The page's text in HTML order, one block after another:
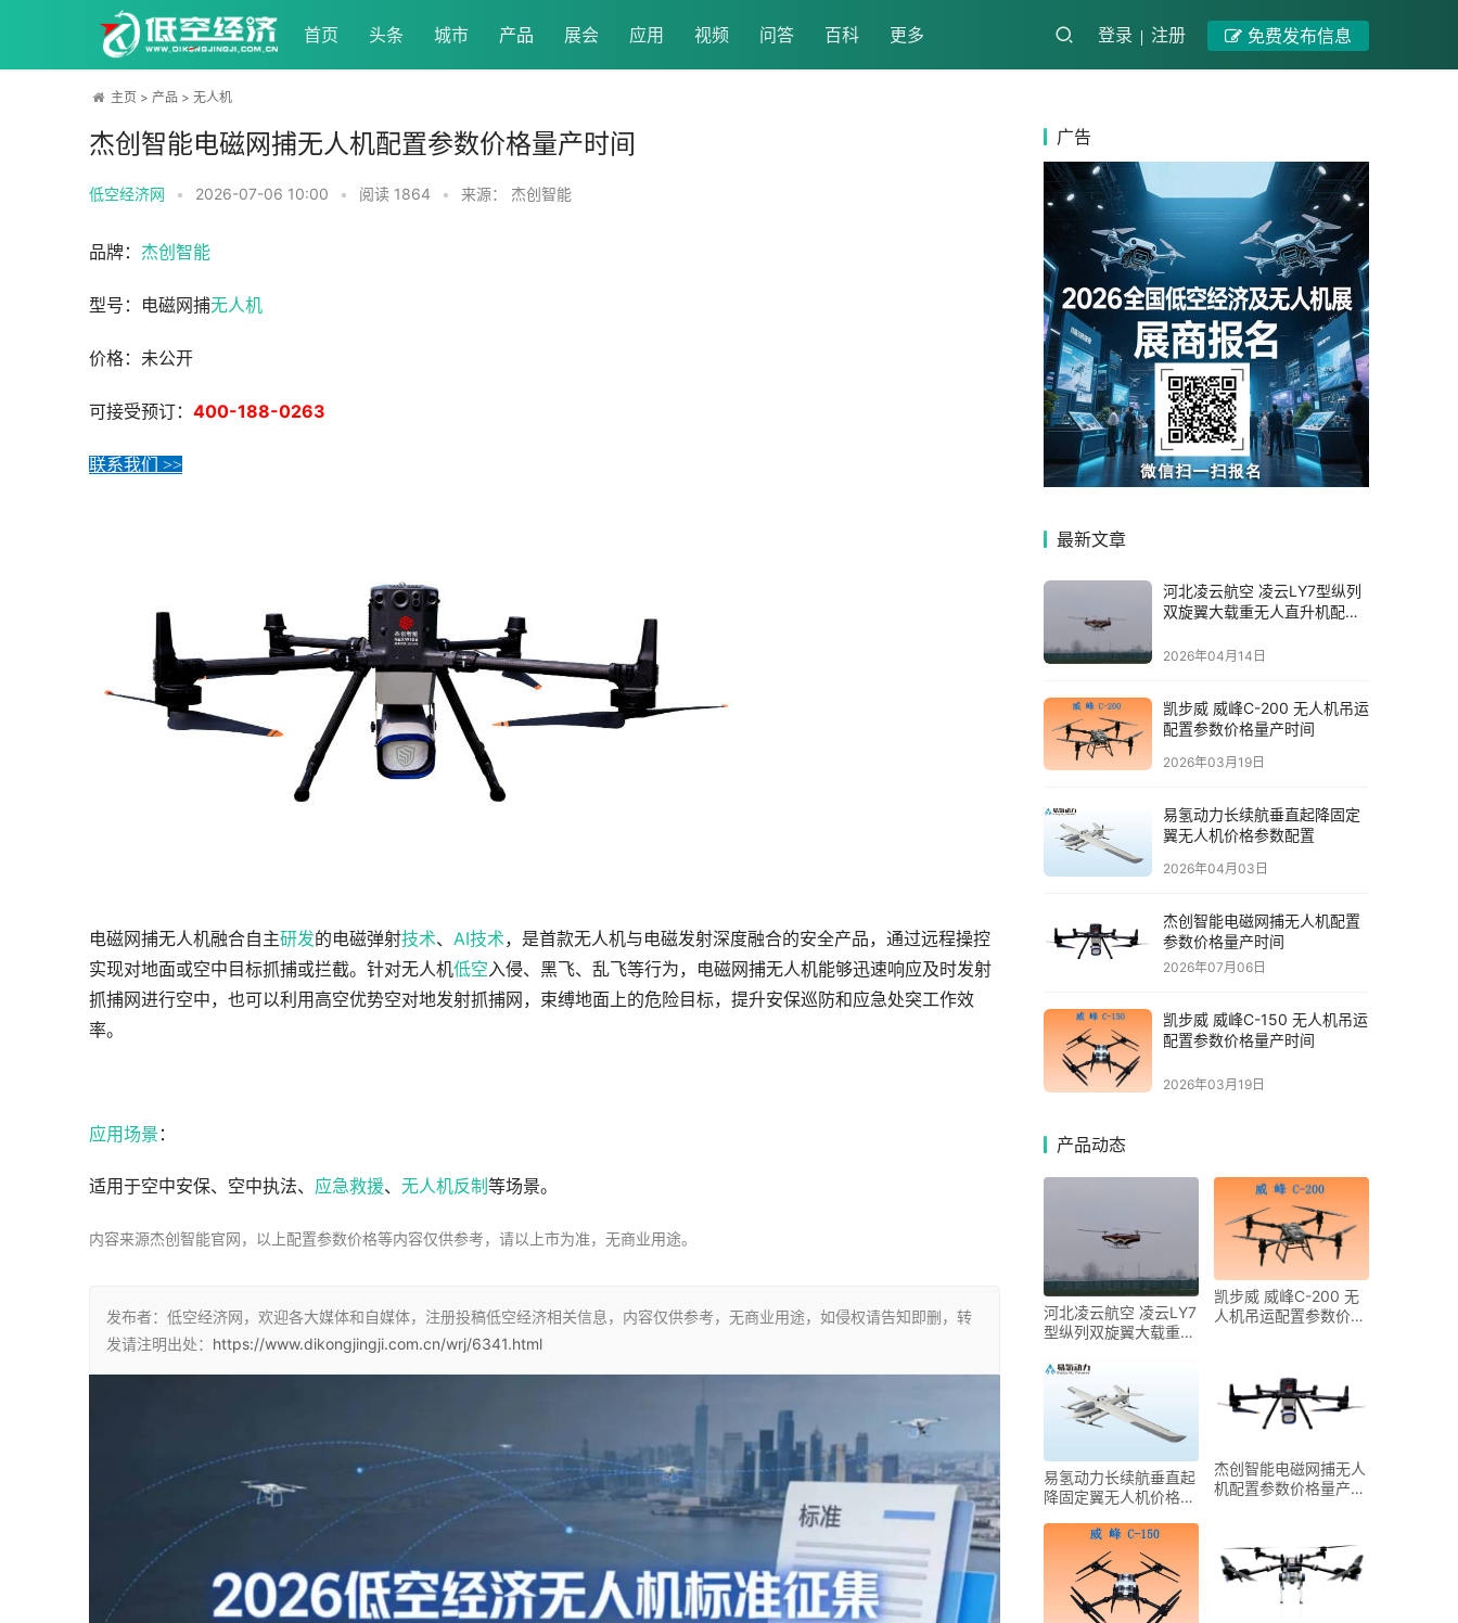
首页 头条 城市 产品 展会 应用 视频 问答 百科 更多 登录 注册 免费发布信息
主页 > 产品 > 无人机
杰创智能电磁网捕无人机配置参数价格量产时间
低空经济网 • 2026-07-06 10:00 • 阅读 1864 • 来源： 杰创智能
品牌： 杰创智能
型号：电磁网捕无人机
价格：未公开
可接受预订： 400-188-0263
联系我们 >>
电磁网捕无人机融合自主研发的电磁弹射技术、 AI技术，是首款无人机与电磁发射深度融合的安全产品，通过远程操控
实现对地面或空中目标抓捕或拦截。针对无人机低空入侵、黑飞、乱飞等行为，电磁网捕无人机能够迅速响应及时发射
抓捕网进行空中，也可以利用高空优势空对地发射抓捕网，束缚地面上的危险目标，提升安保巡防和应急处突工作效
率。
应用场景 ：
适用于空中安保、空中执法、 应急救援、 无人机反制 等场景。
内容来源杰创智能官网，以上配置参数价格等内容仅供参考，请以上市为准，无商业用途。
发布者：低空经济网，欢迎各大媒体和自媒体，注册投稿低空经济相关信息，内容仅供参考，无商业用途，如侵权请告知即删，转
发请注明出处： https://www.dikongjingji.com.cn/wrj/6341.html
广告
最新文章
河北凌云航空 凌云LY7型纵列
双旋翼大载重无人直升机配置
2026年04月14日
凯步威 威峰C-200 无人机吊运
配置参数价格量产时间
2026年03月19日
易氢动力长续航垂直起降固定
翼无人机价格参数配置
2026年04月03日
杰创智能电磁网捕无人机配置
参数价格量产时间
2026年07月06日
凯步威 威峰C-150 无人机吊运
配置参数价格量产时间
2026年03月19日
产品动态
河北凌云航空 凌云LY7
型纵列双旋翼大载重无
量产时间
凯步威 威峰C-200 无
人机吊运配置参数价格
易氢动力长续航垂直起
降固定翼无人机价格参
杰创智能电磁网捕无人
机配置参数价格量产时